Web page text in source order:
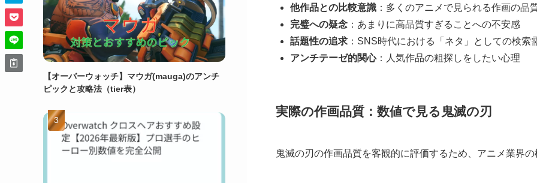
他作品との比較意識 ：多くのアニメで見られる作画の品
完璧への疑念 ：あまりに高品質すぎることへの不安感
話題性の追求 ：SNS時代における「ネタ」としての検索
アンチテーゼ的関心：人気作品の粗探しをしたい心理
実際の作画品質：数値で見る鬼滅の刃
鬼滅の刃の作画品質を客観的に評価するため、アニメ業界
【オーバーウォッチ】マウガ(mauga)のアンチ
ピックと攻略法（tier表）